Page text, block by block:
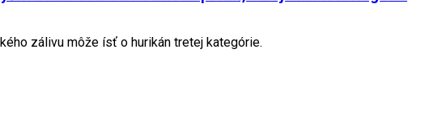
zálivu môže ísť o hurikán tretej kategórie.